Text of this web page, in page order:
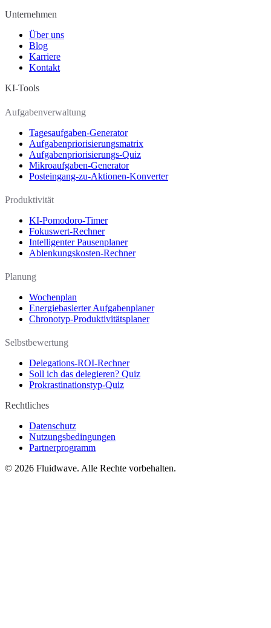
Unternehmen
Über uns
Blog
Karriere
Kontakt
KI-Tools
Aufgabenverwaltung
Tagesaufgaben-Generator
Aufgabenpriorisierungsmatrix
Aufgabenpriorisierungs-Quiz
Mikroaufgaben-Generator
Posteingang-zu-Aktionen-Konverter
Produktivität
KI-Pomodoro-Timer
Fokuswert-Rechner
Intelligenter Pausenplaner
Ablenkungskosten-Rechner
Planung
Wochenplan
Energiebasierter Aufgabenplaner
Chronotyp-Produktivitätsplaner
Selbstbewertung
Delegations-ROI-Rechner
Soll ich das delegieren? Quiz
Prokrastinationstyp-Quiz
Rechtliches
Datenschutz
Nutzungsbedingungen
Partnerprogramm
© 2026 Fluidwave. Alle Rechte vorbehalten.